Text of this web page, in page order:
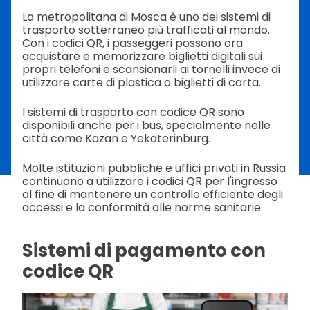
La metropolitana di Mosca è uno dei sistemi di
trasporto sotterraneo più trafficati al mondo.
Con i codici QR, i passeggeri possono ora
acquistare e memorizzare biglietti digitali sui
propri telefoni e scansionarli ai tornelli invece di
utilizzare carte di plastica o biglietti di carta.
I sistemi di trasporto con codice QR sono
disponibili anche per i bus, specialmente nelle
città come Kazan e Yekaterinburg.
Molte istituzioni pubbliche e uffici privati in Russia
continuano a utilizzare i codici QR per l'ingresso
al fine di mantenere un controllo efficiente degli
accessi e la conformità alle norme sanitarie.
Sistemi di pagamento con
codice QR